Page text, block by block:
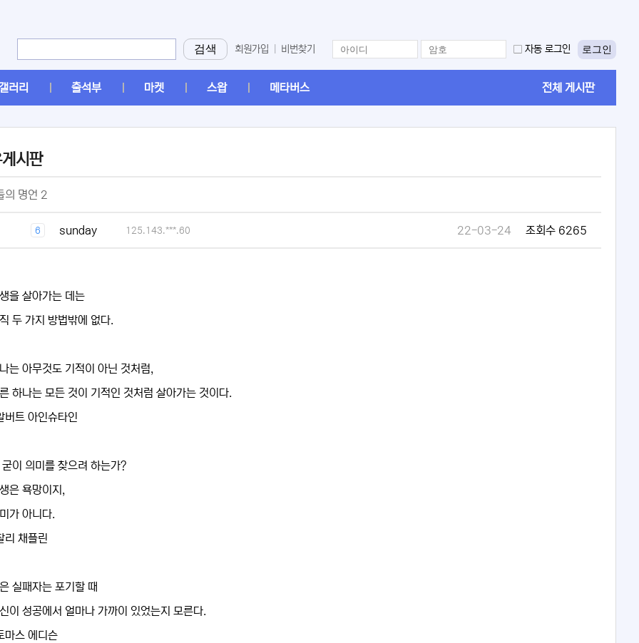
검색 회원가입 비번찾기 자동 로그인 로그인
러리 출석부 마켓 스왑 메타버스 전체 게시판
[1]
시판
의 명언 2
6 sunday 125.143.***.60 22-03-24 조회수 6265
을 살아가는 데는
두 가지 방법밖에 없다.
는 아무것도 기적이 아닌 것처럼,
하나는 모든 것이 기적인 것처럼 살아가는 것이다.
버트 아인슈타인
이 의미를 찾으려 하는가?
은 욕망이지,
가 아니다.
리 채플린
실패자는 포기할 때
이 성공에서 얼마나 가까이 있었는지 모른다.
마스 에디슨